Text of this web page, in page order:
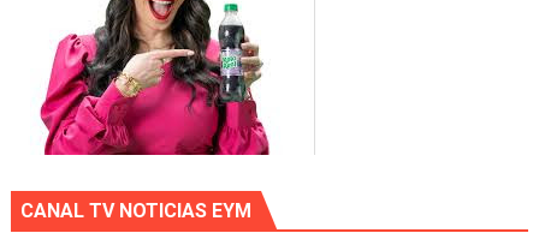
CANAL TV NOTICIAS EYM